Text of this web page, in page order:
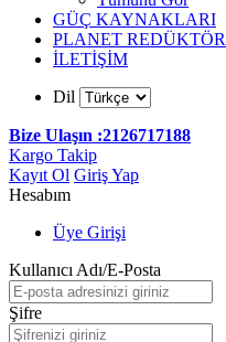
GÜÇ KAYNAKLARI
PLANET
İLETİŞİM
Dil
Bize Ulaşın :2126717188
Kargo Takip
Kayıt Ol Giriş Yap
Hesabım
Üye Girişi
Kullanıcı Adı/E-Posta
Şifre